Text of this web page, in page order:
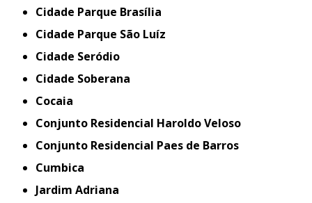
Cidade Parque Brasília
Cidade Parque São Luíz
Cidade Seródio
Cidade Soberana
Cocaia
Conjunto Residencial Haroldo Veloso
Conjunto Residencial Paes de Barros
Cumbica
Jardim Adriana